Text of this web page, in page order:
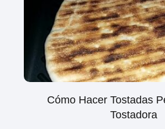
Cómo Hacer Tostadas
Tostadora